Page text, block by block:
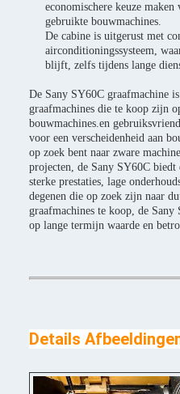
economischere keuze
gebruikte bouwmachines.
De cabine is uitgerust met
airconditioningssysteem,
blijft, zelfs tijdens lange
De Sany SY60C graafmachine
graafmachines die te koop zijn
bouwmachines.en
voor een verscheidenheid aan
op zoek bent naar zware
projecten, de Sany SY60C
sterke prestaties, lage
degenen die op zoek zijn naar
graafmachines te koop, de
op lange termijn waarde en
Details